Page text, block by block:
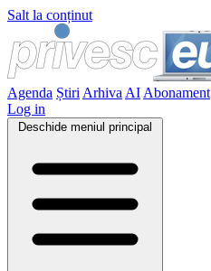
Salt la conținut
Agenda Știri Arhiva AI Abonament
Log in
Deschide meniul principal